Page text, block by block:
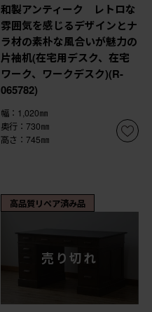
和製アンティーク レトロな
雰囲気を感じるデザインとナ
ラ材の素朴な風合いが魅力の
片袖机(在宅用デスク、在宅
ワーク、ワークデスク)(R-
065782)
幅：1,020㎜
奥行：730㎜
高さ：745㎜
高品質リペア済み品
売り切れ